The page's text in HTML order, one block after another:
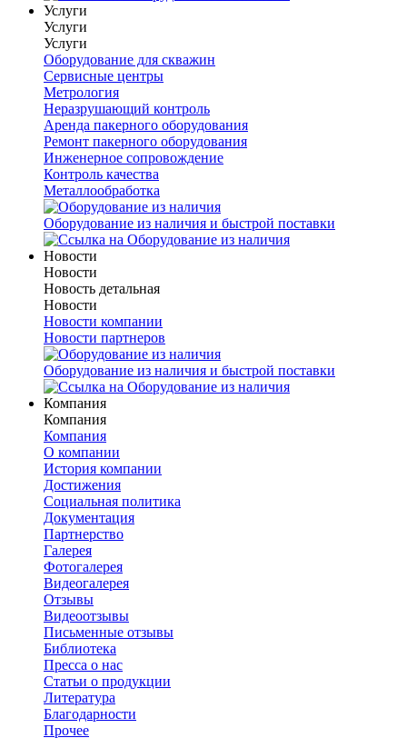
Услуги
Услуги
Услуги
Оборудование для скважин
Сервисные центры
Метрология
Неразрушающий контроль
Аренда пакерного оборудования
Ремонт пакерного оборудования
Инженерное сопровождение
Контроль качества
Металлообработка
Оборудование из наличия и быстрой поставки
Новости
Новости
Новость детальная
Новости
Новости компании
Новости партнеров
Оборудование из наличия и быстрой поставки
Компания
Компания
Компания
О компании
История компании
Достижения
Социальная политика
Документация
Партнерство
Галерея
Фотогалерея
Видеогалерея
Отзывы
Видеоотзывы
Письменные отзывы
Библиотека
Пресса о нас
Статьи о продукции
Литература
Благодарности
Прочее